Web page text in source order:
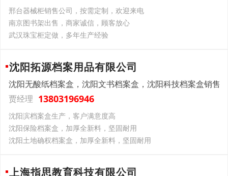
邢台器械柜销售公司，按需定制，欢迎来电
南京图书架出售，商家诚信，顾客放心
武汉珠宝柜定做，多年生产经验
沈阳拓源档案用品有限公司
沈阳无酸纸档案盒，沈阳文书档案盒，沈阳科技档案盒销售
贾经理 13803196946
沈阳滨档案盒生产，客户满意度高
沈阳保险档案盒，加厚全新料，坚固耐用
沈阳土地确权档案盒，加厚全新料，坚固耐用
上海指思教育科技有限公司